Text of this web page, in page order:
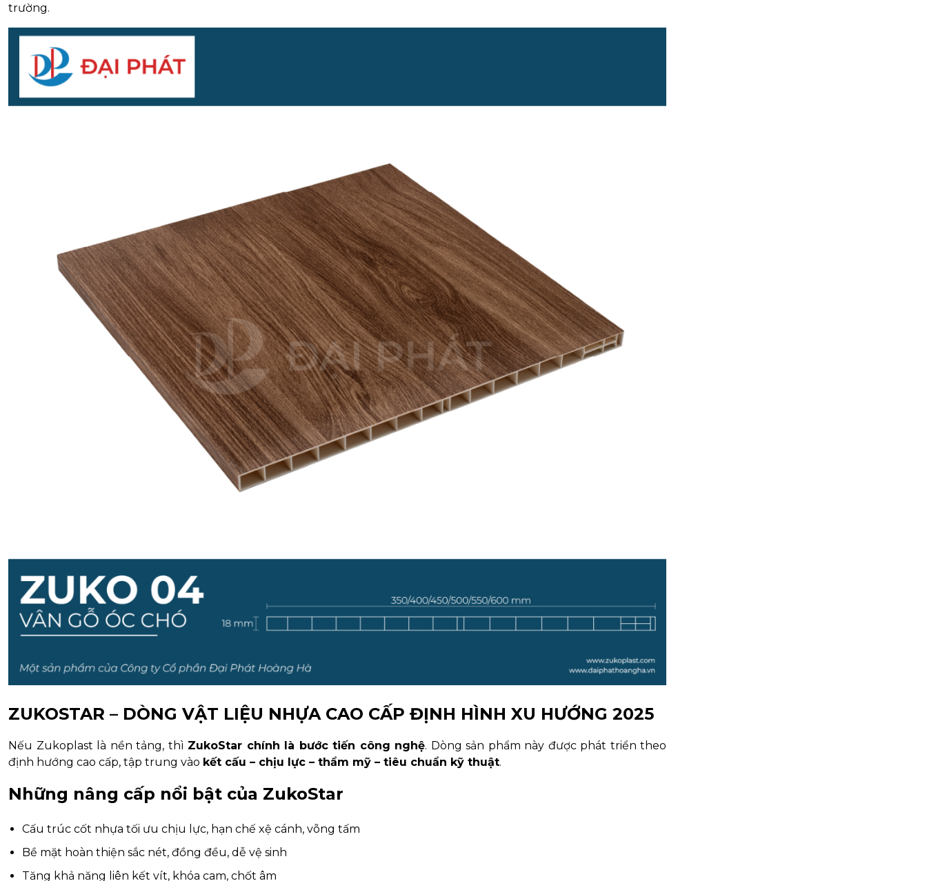
trường.
ZUKOSTAR – DÒNG VẬT LIỆU NHỰA CAO CẤP ĐỊNH HÌNH XU HƯỚNG 2025
Nếu Zukoplast là nền tảng, thì ZukoStar chính là bước tiến công nghệ. Dòng sản phẩm này được phát triển theo
định hướng cao cấp, tập trung vào kết cấu – chịu lực – thẩm mỹ – tiêu chuẩn kỹ thuật.
Những nâng cấp nổi bật của ZukoStar
Cấu trúc cốt nhựa tối ưu chịu lực, hạn chế xệ cánh, võng tấm
Bề mặt hoàn thiện sắc nét, đồng đều, dễ vệ sinh
Tăng khả năng liên kết vít, khóa cam, chốt âm